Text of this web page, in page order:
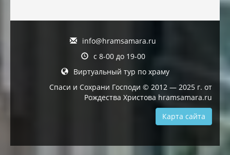
info@hramsamara.ru
с 8-00 до 19-00
Виртуальный тур по храму
Спаси и Сохрани Господи © 2012 — 2025 г. от
Рождества Христова hramsamara.ru
Карта сайта